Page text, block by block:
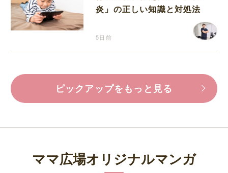
炎」の正しい知識と対処法
5日前
ピックアップをもっと見る
ママ広場オリジナルマンガ